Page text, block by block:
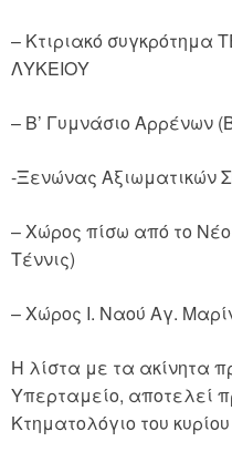
– Κτιριακό
ΛΥΚΕΙΟΥ
– Β’ Γυμνάσιο Αρρένων
-Ξενώνας Αξιωματικών
– Χώρος πίσω από το Νέο
Τέννις)
– Χώρος Ι. Ναού Αγ.
Η λίστα με τα ακίνητα
Υπερταμείο, αποτελεί
Κτηματολόγιο του κυρίου